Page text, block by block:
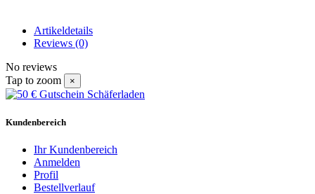
Artikeldetails
Reviews (0)
No reviews
Tap to zoom
×
Kundenbereich
Ihr Kundenbereich
Anmelden
Profil
Bestellverlauf